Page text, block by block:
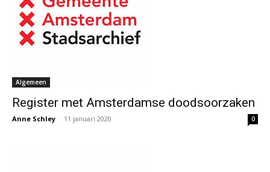
Algemeen
Register met Amsterdamse doodsoorzaken
Anne Schley - 11 januari 2020 0